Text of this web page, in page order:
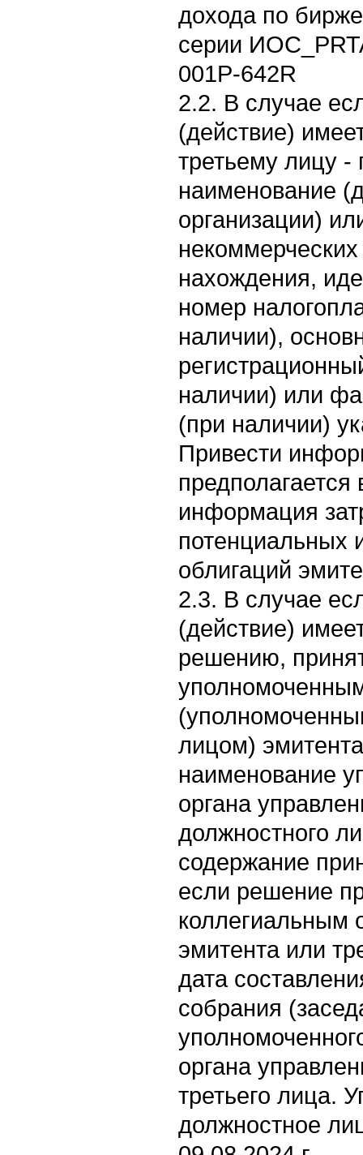
дохода по
серии
001Р-642R
2.2. В случае
(действие)
третьему лицу
наименование
организации)
нахождения,
номер
наличии),
наличии) или
(при наличии)
Привести
информация
потенциальных
облигаций
2.3. В случае
(действие)
решению,
лицом)
наименование
органа
должностного
содержание
если решение
коллегиальным
эмитента или
дата
собрания
органа
третьего лица.
должностное